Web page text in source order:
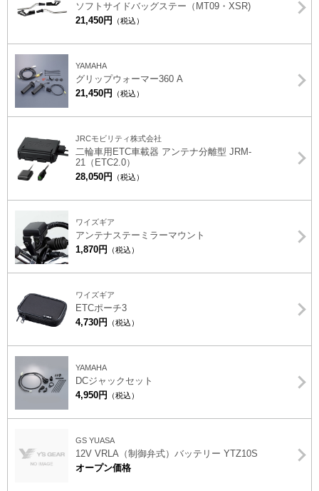
ソフトサイドバッグステー（MT09・XSR)
21,450円
（税込）
YAMAHA
グリップウォーマー360 A
21,450円
（税込）
JRCモビリティ株式会社
二輪車用ETC車載器 アンテナ分離型 JRM-
21（ETC2.0）
28,050円
（税込）
ワイズギア
アンテナステーミラーマウント
1,870円
（税込）
ワイズギア
ETCポーチ3
4,730円
（税込）
YAMAHA
DCジャックセット
4,950円
（税込）
GS YUASA
12V VRLA（制御弁式）バッテリー YTZ10S
オープン価格